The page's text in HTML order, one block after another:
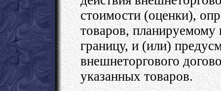
стоимости (оценки),
товаров,
границу, и (или)
внешнеторгового
указанных товаров.